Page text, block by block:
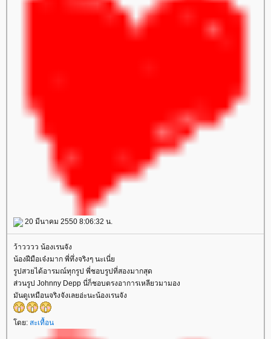
20 มีนาคม 2550 8:06:32 น.
ว้าวววว น้องเรนจัง
น้องฝีมือเจ๋งมาก พี่ทึ่งจริงๆ นะเนี่
รูปสวยได้อารมณ์ทุกรูป พี่ชอบรูปที่สองมากสุด
ส่วนรูป Johnny Depp นี่ก็ชอบตรงอาการเหลียวมามอง
มันดูเหมือนจริงจังเลยอ่ะนะน้องเรนจัง
ดย: สะเทื้อน